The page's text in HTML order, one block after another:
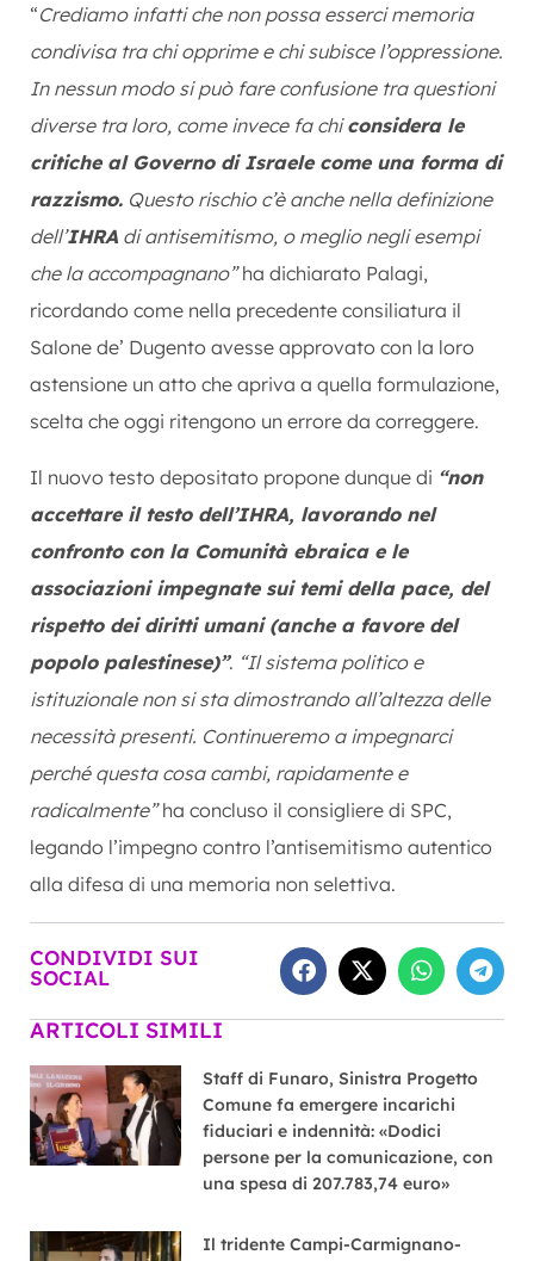
“Crediamo infatti che non possa esserci memoria
condivisa tra chi opprime e chi subisce l’oppressione.
In nessun modo si può fare confusione tra questioni
diverse tra loro, come invece fa chiconsidera le
critiche al Governo di Israele come una forma di
razzismo. Questo rischio c’è anche nella definizione
dell’IHRA di antisemitismo, o meglio negli esempi
che la accompagnano”ha dichiarato Palagi,
ricordando come nella precedente consiliatura il
Salone de’ Dugento avesse approvato con la loro
astensione un atto che apriva a quella formulazione,
scelta che oggi ritengono un errore da correggere.
Il nuovo testo depositato propone dunque di “non
accettare il testo dell’IHRA, lavorando nel
confronto con la Comunità ebraica e le
associazioni impegnate sui temi della pace, del
rispetto dei diritti umani (anche a favore del
popolo palestinese)”. “Il sistema politico e
istituzionale non si sta dimostrando all’altezza delle
necessità presenti. Continueremo a impegnarci
perché questa cosa cambi, rapidamente e
radicalmente”ha concluso il consigliere di SPC,
legando l’impegno contro l’antisemitismo autentico
alla difesa di una memoria non selettiva.
CONDIVIDI SUI
SOCIAL
ARTICOLI SIMILI
Staff di Funaro, Sinistra Progetto
Comune fa emergere incarichi
fiduciari e indennità: «Dodici
persone per la comunicazione, con
una spesa di 207.783,74 euro»
Il tridente Campi-Carmignano-